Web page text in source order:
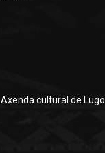
Axenda cultural de Lugo